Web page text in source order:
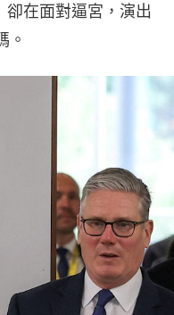
在面對逼宮，演出
。